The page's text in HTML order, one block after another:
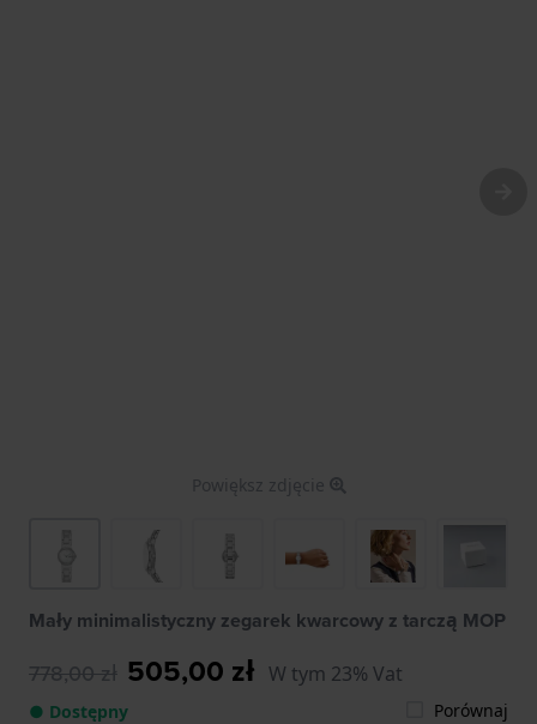
Powiększ zdjęcie
Mały minimalistyczny zegarek kwarcowy z tarczą MOP
778,00 zł 505,00 zł W tym 23% Vat
● Dostępny Porównaj